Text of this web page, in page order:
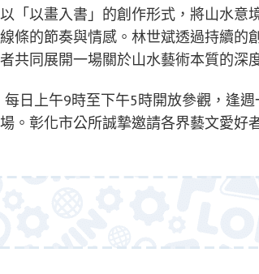
「以畫入書」的創作形式，將山水意
條的節奏與情感。林世斌透過持續的
共同展開一場關於山水藝術本質的深
日上午9時至下午5時開放參觀，逢週
。彰化市公所誠摯邀請各界藝文愛好